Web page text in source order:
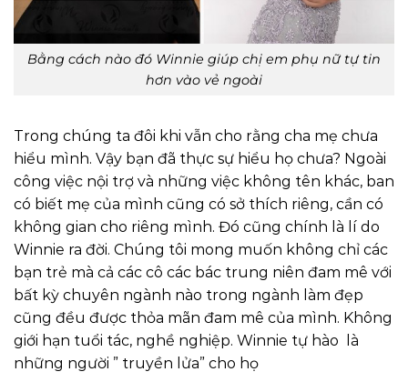
Bằng cách nào đó Winnie giúp chị em phụ nữ tự tin
hơn vào vẻ ngoài
Trong chúng ta đôi khi vẫn cho rằng cha mẹ chưa
hiểu mình. Vậy bạn đã thực sự hiểu họ chưa? Ngoài
công việc nội trợ và những việc không tên khác, ban
có biết mẹ của mình cũng có sở thích riêng, cần có
không gian cho riêng mình. Đó cũng chính là lí do
Winnie ra đời. Chúng tôi mong muốn không chỉ các
bạn trẻ mà cả các cô các bác trung niên đam mê với
bất kỳ chuyên ngành nào trong ngành làm đẹp
cũng đều được thỏa mãn đam mê của mình. Không
giới hạn tuổi tác, nghề nghiệp. Winnie tự hào là
những người ” truyền lửa” cho họ